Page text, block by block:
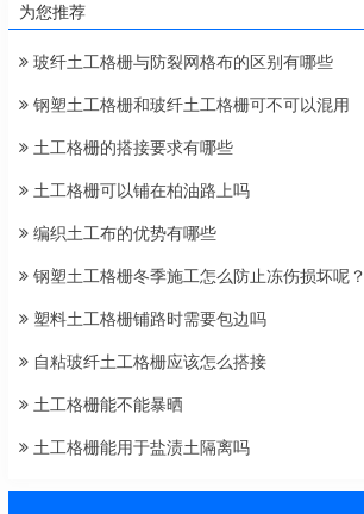
为您推荐
玻纤土工格栅与防裂网格布的区别有哪些
钢塑土工格栅和玻纤土工格栅可不可以混用
土工格栅的搭接要求有哪些
土工格栅可以铺在柏油路上吗
编织土工布的优势有哪些
钢塑土工格栅冬季施工怎么防止冻伤损坏呢？
塑料土工格栅铺路时需要包边吗
自粘玻纤土工格栅应该怎么搭接
土工格栅能不能暴晒
土工格栅能用于盐渍土隔离吗